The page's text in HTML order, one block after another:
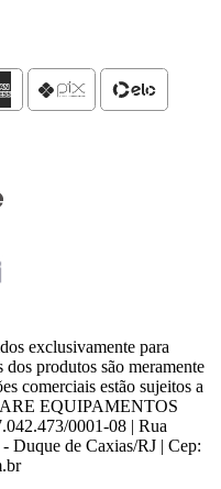
exclusivamente para
produtos são meramente
comerciais estão sujeitos a
EQUIPAMENTOS
0001-08 | Rua
de Caxias/RJ | Cep: